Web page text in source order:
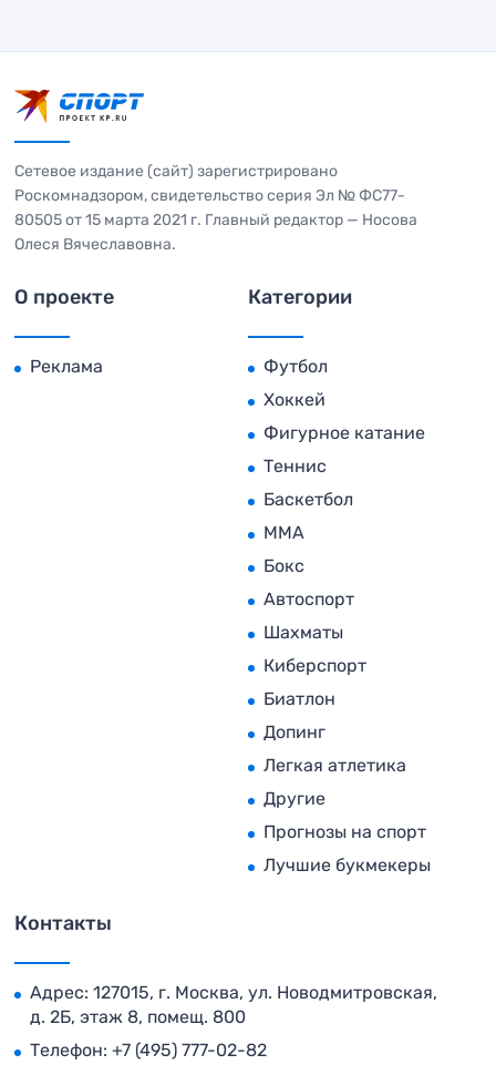
Сетевое издание (сайт) зарегистрировано
Роскомнадзором, свидетельство серия Эл № ФС77-
80505 от 15 марта 2021 г. Главный редактор — Носова
Олеся Вячеславовна.
О проекте
Реклама
Категории
Футбол
Хоккей
Фигурное катание
Теннис
Баскетбол
MMA
Бокс
Автоспорт
Шахматы
Киберспорт
Биатлон
Допинг
Легкая атлетика
Другие
Прогнозы на спорт
Лучшие букмекеры
Контакты
Адрес: 127015, г. Москва, ул. Новодмитровская,
д. 2Б, этаж 8, помещ. 800
Телефон: +7 (495) 777-02-82